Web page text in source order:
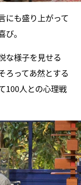
にも盛り上がって
。
な様子を見せる
ろってあ然とする
100人との心理戦